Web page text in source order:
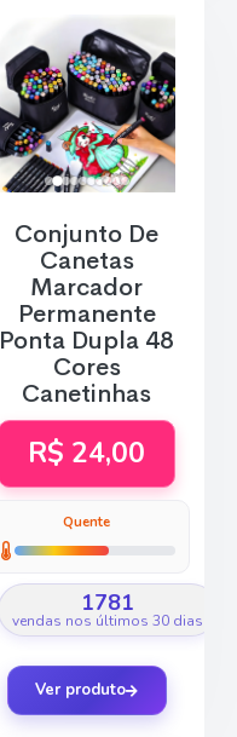
Conjunto De
Canetas
Marcador
Permanente
Ponta Dupla 48
Cores
Canetinhas
R$ 24,00
Quente
1781
vendas nos últimos 30 dias
Ver produto